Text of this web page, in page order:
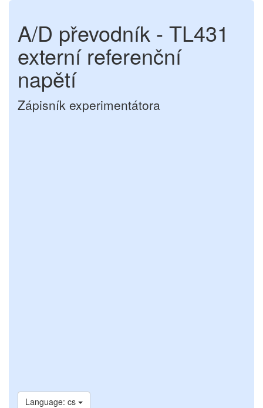
A/D převodník - TL431
externí referenční
napětí
Zápisník experimentátora
Language: cs